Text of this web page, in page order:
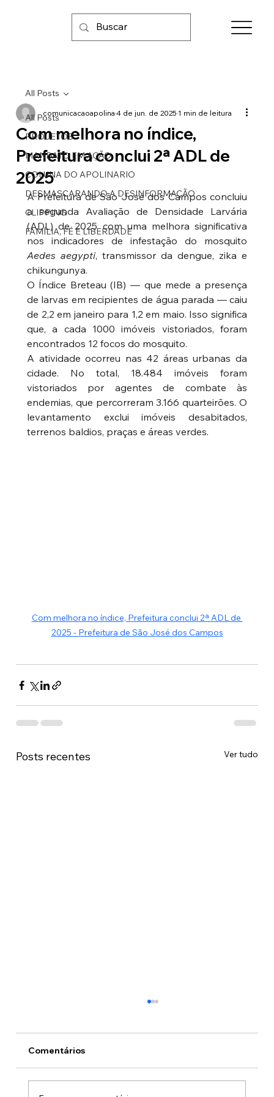
All Posts
PROJETOS
MANDATO EM AÇÃO
COLUNA DO APOLINARIO
DESMASCARANDO A DESINFORMAÇÃO
CLIPPING
FAMÍLIA, FÉ E LIBERDADE
All Posts
Com melhora no índice,
Prefeitura conclui 2ª ADL de
2025
comunicacaoapolina4 de jun. de 20251 min de leitura
A Prefeitura de São José dos Campos concluiu
a segunda Avaliação de Densidade Larvária
(ADL) de 2025 com uma melhora significativa
Aedes aegypti, transmissor da dengue, zika e
chikungunya.
O Índice Breteau (IB) — que mede a presença
de larvas em recipientes de água parada — caiu
de 2,2 em janeiro para 1,2 em maio. Isso significa
que, a cada 1000 imóveis vistoriados, foram
encontrados 12 focos do mosquito.
A atividade ocorreu nas 42 áreas urbanas da
cidade. No total, 18.484 imóveis foram
vistoriados por agentes de combate às
endemias, que percorreram 3.166 quarteirões. O
levantamento exclui imóveis desabitados,
terrenos baldios, praças e áreas verdes.
Com melhora no índice, Prefeitura conclui 2ª ADL de
2025 - Prefeitura de São José dos Campos
Posts recentes Ver tudo
O preço do crime
Comentários